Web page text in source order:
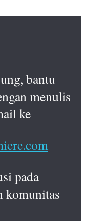
bantu
menulis
ke
pada
komunitas